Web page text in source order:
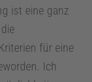
ist eine ganz
für eine
Ich